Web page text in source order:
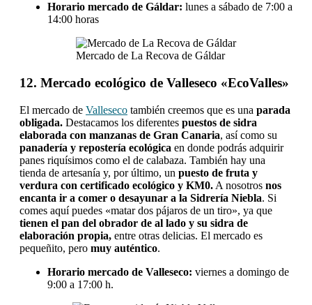
Horario mercado de Gáldar: lunes a sábado de 7:00 a
14:00 horas
Mercado de La Recova de Gáldar
12. Mercado ecológico de Valleseco «EcoValles»
El mercado de Valleseco también creemos que es una parada
obligada. Destacamos los diferentes puestos de sidra
elaborada con manzanas de Gran Canaria, así como su
panadería y repostería ecológica en donde podrás adquirir
panes riquísimos como el de calabaza. También hay una
tienda de artesanía y, por último, un puesto de fruta y
verdura con certificado ecológico y KM0. A nosotros nos
encanta ir a comer o desayunar a la Sidrería Niebla. Si
comes aquí puedes «matar dos pájaros de un tiro», ya que
tienen el pan del obrador de al lado y su sidra de
elaboración propia, entre otras delicias. El mercado es
pequeñito, pero muy auténtico.
Horario mercado de Valleseco: viernes a domingo de
9:00 a 17:00 h.